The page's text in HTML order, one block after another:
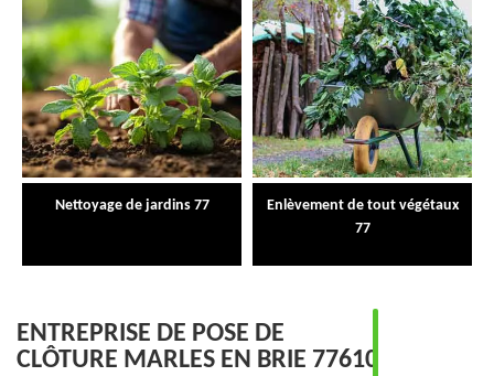
Nettoyage de jardins 77
Enlèvement de tout végétaux
77
ENTREPRISE DE POSE DE
CLÔTURE MARLES EN BRIE 77610